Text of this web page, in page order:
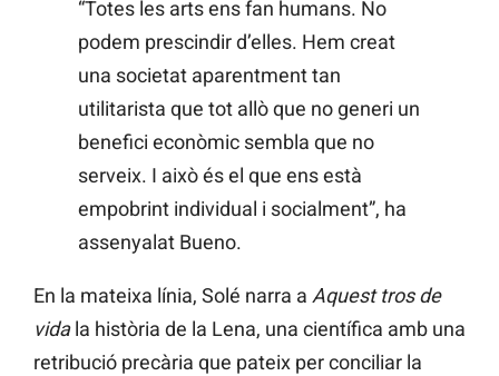
“Totes les arts ens fan humans. No
podem prescindir d’elles. Hem creat
una societat aparentment tan
utilitarista que tot allò que no generi un
benefici econòmic sembla que no
serveix. I això és el que ens està
empobrint individual i socialment”, ha
assenyalat Bueno.
En la mateixa línia, Solé narra a Aquest tros de
vidala història de la Lena, una científica amb una
retribució precària que pateix per conciliar la